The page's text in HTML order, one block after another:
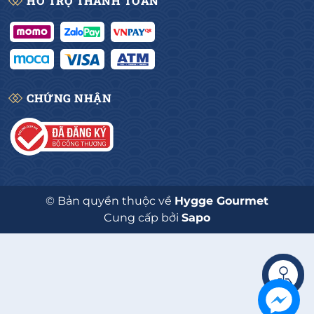
CHỨNG NHẬN
© Bản quyền thuộc về Hygge Gourmet
Cung cấp bởi Sapo
Liên hệ